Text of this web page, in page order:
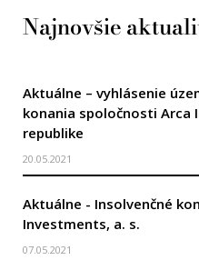
Najnovšie
Aktuálne – vyhlásenie
konania spoločnosti Arca
republike
20.05.2021
Aktuálne - Insolvenčné
Investments, a. s.
07.05.2021